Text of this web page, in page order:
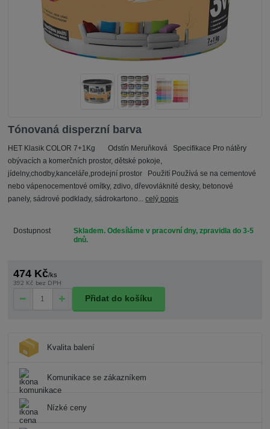
Tónovaná disperzní barva
HET Klasik COLOR 7+1Kg Odstín Meruňková Specifikace Pro nátěry
obývacích a komerčních prostor, dětské pokoje,
jídelny,chodby,kanceláře,prodejní prostor Použití Používá se na cementové
nebo vápenocementové omítky, zdivo, dřevovláknité desky, betonové
panely, sádrové podklady, sádrokartono...celý popis
Dostupnost
Skladem. Odesíláme v pracovní dny, zpravidla do 3-5
dnů.
474 Kč/ks
392 Kč bez DPH
Přidat do košíku
Kvalita balení
Komunikace se zákazníkem
Nízké ceny